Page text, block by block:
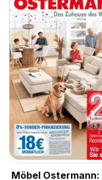
Möbel Ostermann: